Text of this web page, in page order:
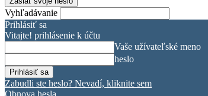
Vyhľadávanie
Prihlásiť sa
Vitajte! prihlásenie k účtu
Vaše užívateľské meno
heslo
Zabudli ste heslo? Nevadí, kliknite sem
Obnova hesla